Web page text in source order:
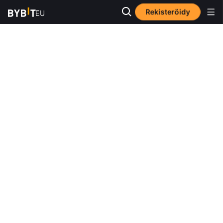
Rekisteröidy